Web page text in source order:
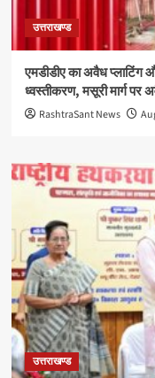
उत्तराखण्ड
एमडीडीए का अवैध प्लाटिंग
ध्वस्तीकरण, मसूरी मार्ग पर
RashtraSant News
उत्तराखण्ड